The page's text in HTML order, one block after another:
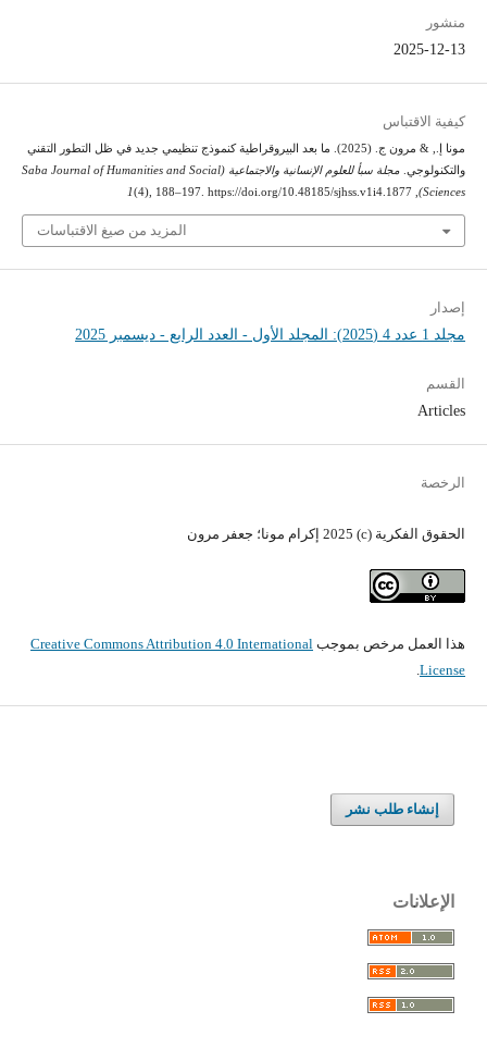
منشور
2025-12-13
كيفية الاقتباس
مونا إ., & مرون ج. (2025). ما بعد البيروقراطية كنموذج تنظيمي جديد في ظل التطور التقني
والتكنولوجي.
مجلة سبأ للعلوم الإنسانية والاجتماعية (Saba Journal of Humanities and Social
Sciences)
,
1(4), 188–197. https://doi.org/10.48185/sjhss.v1i4.1877
المزيد من صيغ الاقتباسات
إصدار
مجلد 1 عدد 4 (2025): المجلد الأول - العدد الرابع - ديسمبر 2025
القسم
Articles
الرخصة
الحقوق الفكرية (c) 2025 إكرام مونا؛ جعفر مرون
هذا العمل مرخص بموجب Creative Commons Attribution 4.0 International
License
.
إنشاء طلب نشر
الإعلانات